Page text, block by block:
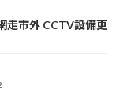
走市外 CCTV設備更